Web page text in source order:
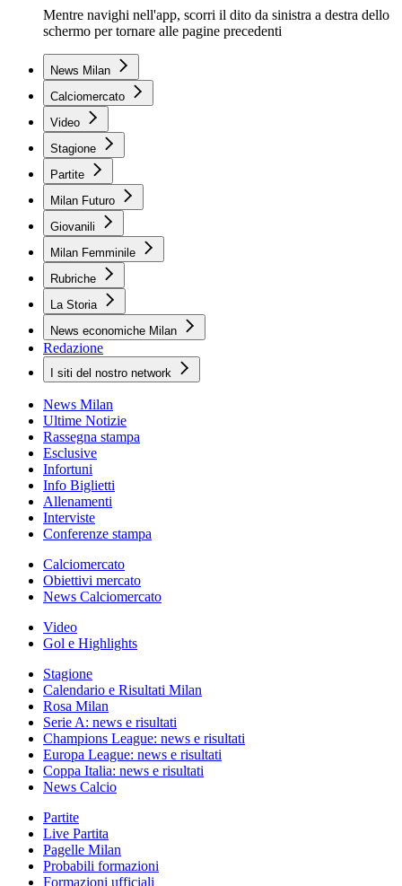
Mentre navighi nell'app, scorri il dito da sinistra a destra dello
schermo per tornare alle pagine precedenti
News Milan
Calciomercato
Video
Stagione
Partite
Milan Futuro
Giovanili
Milan Femminile
Rubriche
La Storia
News economiche Milan
Redazione
I siti del nostro network
News Milan
Ultime Notizie
Rassegna stampa
Esclusive
Infortuni
Info Biglietti
Allenamenti
Interviste
Conferenze stampa
Calciomercato
Obiettivi mercato
News Calciomercato
Video
Gol e Highlights
Stagione
Calendario e Risultati Milan
Rosa Milan
Serie A: news e risultati
Champions League: news e risultati
Europa League: news e risultati
Coppa Italia: news e risultati
News Calcio
Partite
Live Partita
Pagelle Milan
Probabili formazioni
Formazioni ufficiali